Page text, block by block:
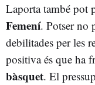
Laporta també pot
Femení. Potser no
debilitades per les
positiva és que ha
bàsquet. El